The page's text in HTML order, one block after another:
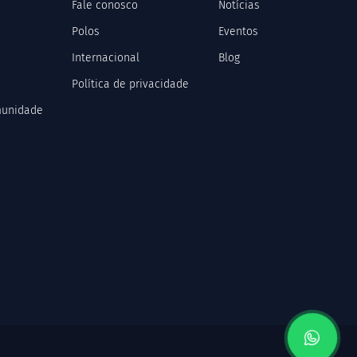
Fale conosco
Polos
Internacional
Política de privacidade
Notícias
Eventos
Blog